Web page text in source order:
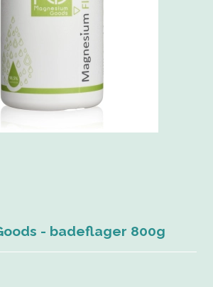
- badeflager 800g